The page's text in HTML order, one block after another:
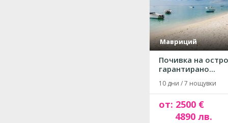
Мавриций
Почивка на
гарантирано...
10 дни / 7 нощувки
от: 2500 €
4890 лв.